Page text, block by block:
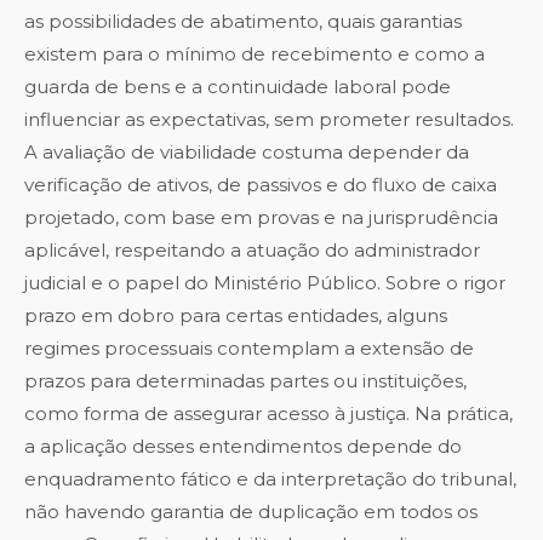
as possibilidades de abatimento, quais garantias
existem para o mínimo de recebimento e como a
guarda de bens e a continuidade laboral pode
influenciar as expectativas, sem prometer resultados.
A avaliação de viabilidade costuma depender da
verificação de ativos, de passivos e do fluxo de caixa
projetado, com base em provas e na jurisprudência
aplicável, respeitando a atuação do administrador
judicial e o papel do Ministério Público. Sobre o rigor
prazo em dobro para certas entidades, alguns
regimes processuais contemplam a extensão de
prazos para determinadas partes ou instituições,
como forma de assegurar acesso à justiça. Na prática,
a aplicação desses entendimentos depende do
enquadramento fático e da interpretação do tribunal,
não havendo garantia de duplicação em todos os